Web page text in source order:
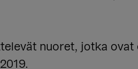
nuoret, jotka